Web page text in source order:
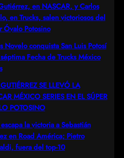
en NASCAR, y Carlos
en Trucks, salen victoriosos del
Óvalo Potosino
Novelo conquista San Luis Potosí
Fecha de Trucks México
SE LLEVÓ LA
MÉXICO SERIES EN EL SÚPER
POTOSINO
la victoria a Sebastián
en Road América; Pietro
fuera del top-10